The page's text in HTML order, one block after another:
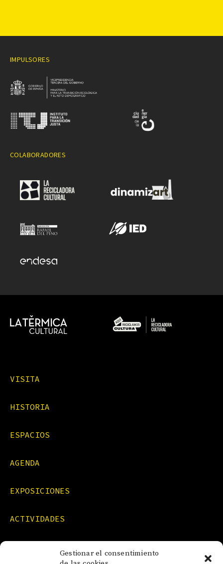
Gestionar el consentimiento
IMPULSORES
COLABORADORES
VISITA
HISTORIA
ESPACIOS
AGENDA
EXPOSICIONES
ACTIVIDADES